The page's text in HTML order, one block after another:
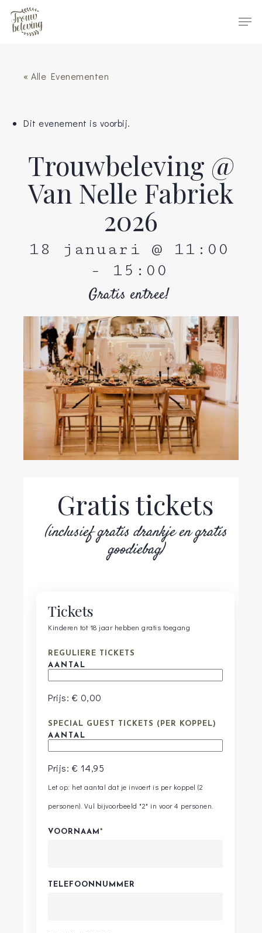
« Alle Evenementen
Dit evenement is voorbij.
Trouwbeleving @
Van Nelle Fabriek
2026
18 januari @ 11:00
-
15:00
Gratis entree!
Gratis tickets
(inclusief gratis drankje en gratis
goodiebag)
Tickets
Kinderen tot 18 jaar hebben gratis toegang
REGULIERE TICKETS
Prijs: € 0,00
AANTAL
SPECIAL GUEST TICKETS (PER KOPPEL)
Prijs: € 14,95
AANTAL
Let op: het aantal dat je invoert is per koppel (2
personen). Vul bijvoorbeeld "2" in voor 4 personen.
VOORNAAM*
TELEFOONNUMMER